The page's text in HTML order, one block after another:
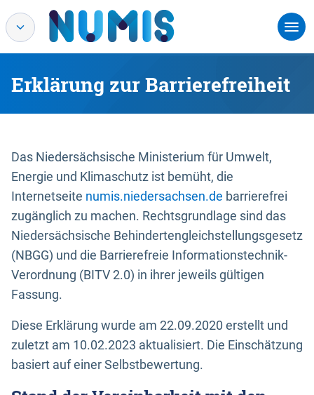
Erklärung zur Barrierefreiheit
Das Niedersächsische Ministerium für Umwelt,
Energie und Klimaschutz ist bemüht, die
Internetseite numis.niedersachsen.de barrierefrei
zugänglich zu machen. Rechtsgrundlage sind das
Niedersächsische Behindertengleichstellungsgesetz
(NBGG) und die Barrierefreie Informationstechnik-
Verordnung (BITV 2.0) in ihrer jeweils gültigen
Fassung.
Diese Erklärung wurde am 22.09.2020 erstellt und
zuletzt am 10.02.2023 aktualisiert. Die Einschätzung
basiert auf einer Selbstbewertung.